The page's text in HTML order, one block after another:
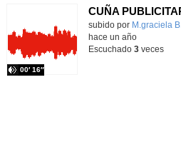
Contenido educativo.
subido por M.graciela B.
00′ 16″
hace un año
Escuchado 3veces